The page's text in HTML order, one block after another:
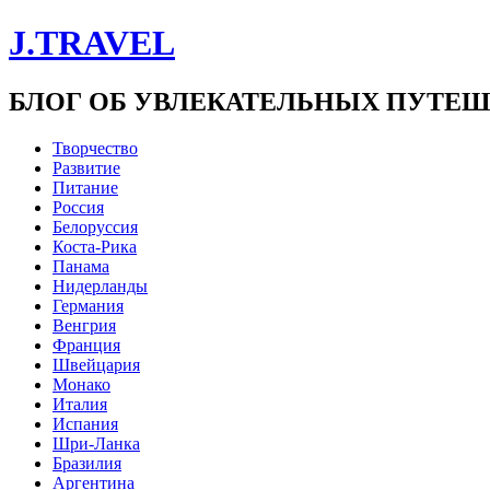
J.TRAVEL
БЛОГ ОБ УВЛЕКАТЕЛЬНЫХ
Творчество
Развитие
Питание
Россия
Белоруссия
Коста-Рика
Панама
Нидерланды
Германия
Венгрия
Франция
Швейцария
Монако
Италия
Испания
Шри-Ланка
Бразилия
Аргентина